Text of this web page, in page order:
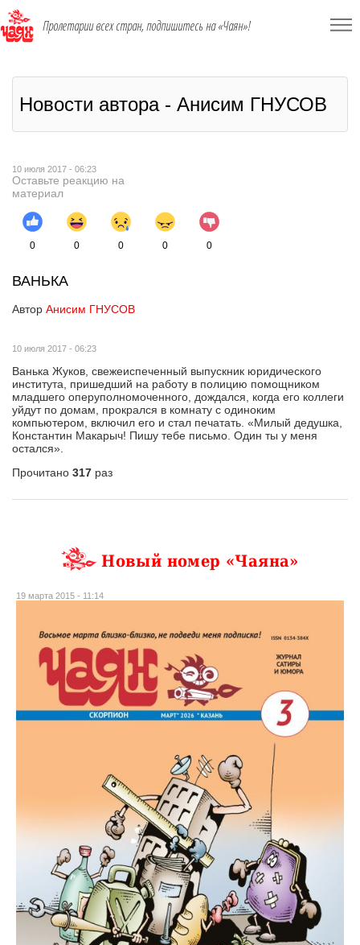
Пролетарии всех стран, подпишитесь на «Чаян»!
Новости автора - Анисим ГНУСОВ
10 июля 2017 - 06:23
Оставьте реакцию на
материал
0 0 0 0 0
ВАНЬКА
Автор Анисим ГНУСОВ
10 июля 2017 - 06:23
Ванька Жуков, свежеиспеченный выпускник юридического
института, пришедший на работу в полицию помощником
младшего оперуполномоченного, дождался, когда его коллеги
уйдут по домам, прокрался в комнату с одиноким
компьютером, включил его и стал печатать. «Милый дедушка,
Константин Макарыч! Пишу тебе письмо. Один ты у меня
остался».
Прочитано 317 раз
Новый номер «Чаяна»
19 марта 2015 - 11:14